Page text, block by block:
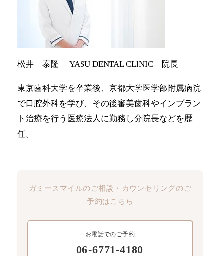
松井 泰隆 YASU DENTAL CLINIC 院長
東京歯科大学を卒業後、京都大学医学部附属病院
で口腔外科を学び、その後審美歯科やインプラン
ト治療を行う医療法人に勤務し分院長などを歴
任。
ガミースマイルのご相談・カウンセリングのご
予約はこちら
お電話でのご予約
06-6771-4180